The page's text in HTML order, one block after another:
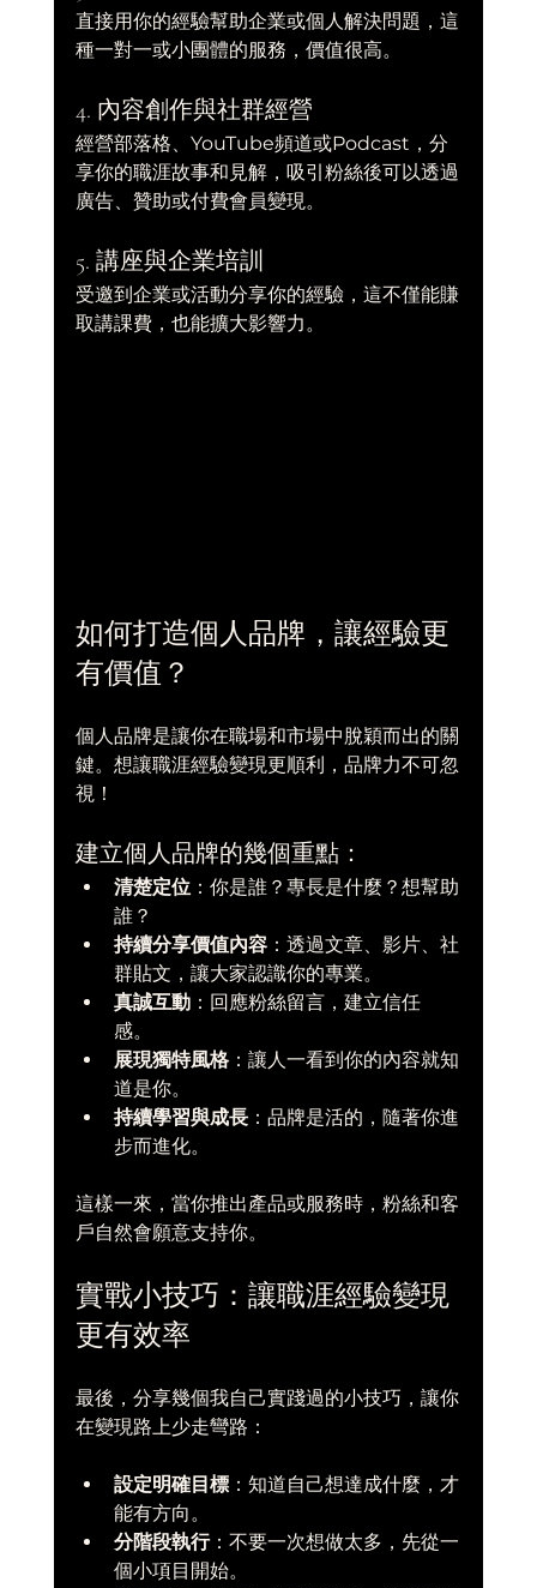
直接用你的經驗幫助企業或個人解決問題，這
種一對一或小團體的服務，價值很高。
4. 內容創作與社群經營
經營部落格、YouTube頻道或Podcast，分
享你的職涯故事和見解，吸引粉絲後可以透過
廣告、贊助或付費會員變現。
5. 講座與企業培訓
受邀到企業或活動分享你的經驗，這不僅能賺
取講課費，也能擴大影響力。
如何打造個人品牌，讓經驗更
有價值？
個人品牌是讓你在職場和市場中脫穎而出的關
鍵。想讓職涯經驗變現更順利，品牌力不可忽
視！
建立個人品牌的幾個重點：
清楚定位：你是誰？專長是什麼？想幫助
誰？
持續分享價值內容：透過文章、影片、社
群貼文，讓大家認識你的專業。
真誠互動：回應粉絲留言，建立信任
感。
展現獨特風格：讓人一看到你的內容就知
道是你。
持續學習與成長：品牌是活的，隨著你進
步而進化。
這樣一來，當你推出產品或服務時，粉絲和客
戶自然會願意支持你。
實戰小技巧：讓職涯經驗變現
更有效率
最後，分享幾個我自己實踐過的小技巧，讓你
在變現路上少走彎路：
設定明確目標：知道自己想達成什麼，才
能有方向。
分階段執行：不要一次想做太多，先從一
個小項目開始。